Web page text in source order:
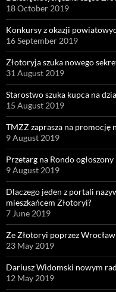
18 October 2019
Konkursy z okazji
16 September 2019
Złotoryja szuka nowego
31 August 2019
Starostwo szuka kupca na
15 August 2019
TMZZ zaprasza na promocję
9 August 2019
Przetarg na Rondo ogłoszony
9 August 2019
Dlaczego jeden z portali
mieszkańcem Złotoryi?
7 June 2019
Ze Złotoryi poprzez
23 May 2019
Dariusz Widomski nowym
12 May 2019